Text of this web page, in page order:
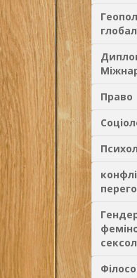
Право